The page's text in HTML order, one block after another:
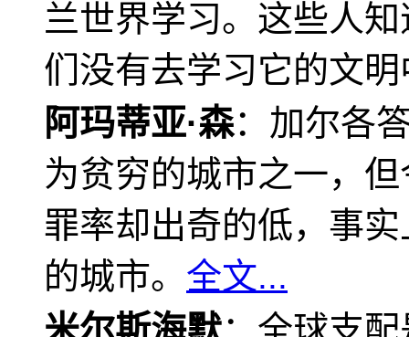
兰世界学习。这些人
们没有去学习它的文
阿玛蒂亚·森：加尔各
为贫穷的城市之一，
罪率却出奇的低，事
的城市。 全文...